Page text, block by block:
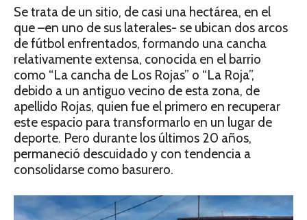
Se trata de un sitio, de casi una hectárea, en el
que –en uno de sus laterales- se ubican dos arcos
de fútbol enfrentados, formando una cancha
relativamente extensa, conocida en el barrio
como “La cancha de Los Rojas” o “La Roja”,
debido a un antiguo vecino de esta zona, de
apellido Rojas, quien fue el primero en recuperar
este espacio para transformarlo en un lugar de
deporte. Pero durante los últimos 20 años,
permaneció descuidado y con tendencia a
consolidarse como basurero.